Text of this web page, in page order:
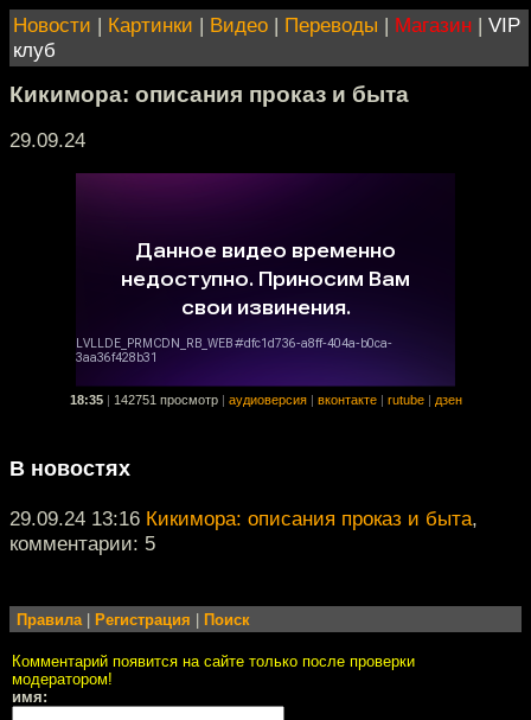
Новости | Картинки | Видео | Переводы | Магазин | VIP
клуб
Кикимора: описания проказ и быта
29.09.24
18:35 142751 просмотр аудиоверсия вконтакте rutube дзен
В новостях
29.09.24 13:16 Кикимора: описания проказ и быта,
комментарии: 5
Правила| Регистрация Поиск
Комментарий появится на сайте только после проверки
модератором!
имя: